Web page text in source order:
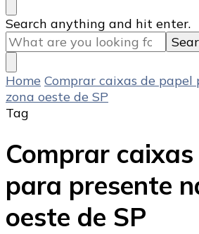
Looking
for
Something?
Search anything and hit enter.
Home Comprar caixas de papel
zona oeste de SP
Tag
Comprar
para presente
oeste de SP